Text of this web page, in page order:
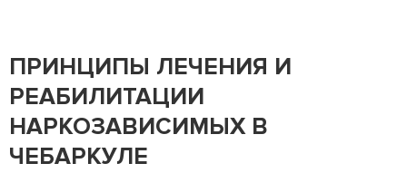
ПРИНЦИПЫ ЛЕЧЕНИЯ И
РЕАБИЛИТАЦИИ
НАРКОЗАВИСИМЫХ В
ЧЕБАРКУЛЕ